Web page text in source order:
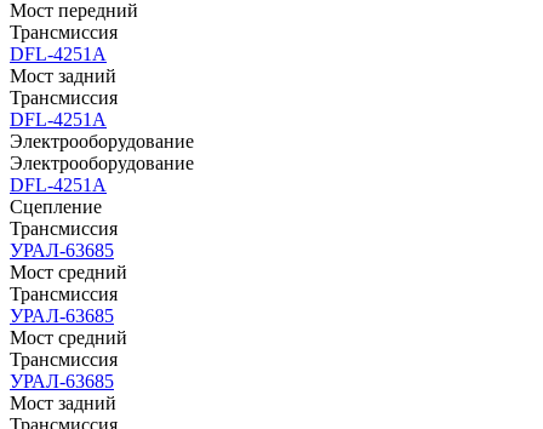
Мост передний
Трансмиссия
DFL-4251A
Мост задний
Трансмиссия
DFL-4251A
Электрооборудование
Электрооборудование
DFL-4251A
Сцепление
Трансмиссия
УРАЛ-63685
Мост средний
Трансмиссия
УРАЛ-63685
Мост средний
Трансмиссия
УРАЛ-63685
Мост задний